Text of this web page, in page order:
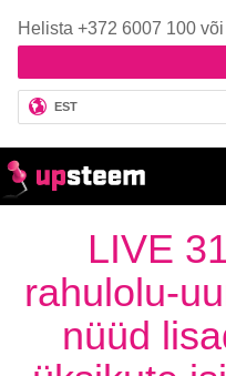
Helista +372 6007 100 või
EST
LIVE
rahulolu-
nüüd